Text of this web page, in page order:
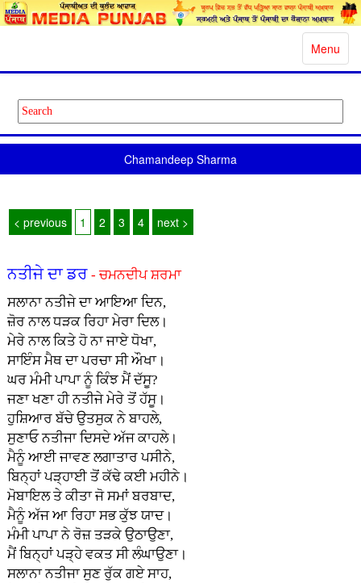
Toggle
Menu
Chamandeep Sharma
< previous 1 2 3 4 next >
ਨਤੀਜੇ ਦਾ ਡਰ - ਚਮਨਦੀਪ ਸ਼ਰਮਾ
ਸਲਾਨਾ ਨਤੀਜੇ ਦਾ ਆਇਆ ਦਿਨ,
ਜ਼ੋਰ ਨਾਲ ਧੜਕ ਰਿਹਾ ਮੇਰਾ ਦਿਲ।
ਮੇਰੇ ਨਾਲ ਕਿਤੇ ਹੋ ਨਾ ਜਾਏ ਧੋਖਾ,
ਸਾਇੰਸ ਮੈਥ ਦਾ ਪਰਚਾ ਸੀ ਔਖਾ।
ਘਰ ਮੰਮੀ ਪਾਪਾ ਨੂੰ ਕਿੰਝ ਮੈਂ ਦੱਸੂ?
ਜਣਾ ਖਣਾ ਹੀ ਨਤੀਜੇ ਮੇਰੇ ਤੋਂ ਹੱਸੂ।
ਹੁਸ਼ਿਆਰ ਬੱਚੇ ਉਤਸੁਕ ਨੇ ਬਾਹਲੇ,
ਸੁਣਾਓ ਨਤੀਜਾ ਦਿਸਦੇ ਅੱਜ ਕਾਹਲੇ।
ਮੈਨੂੰ ਆਈ ਜਾਵਣ ਲਗਾਤਾਰ ਪਸੀਨੇ,
ਬਿਨ੍ਹਾਂ ਪੜ੍ਹਾਈ ਤੋਂ ਕੱਢੇ ਕਈ ਮਹੀਨੇ।
ਮੋਬਾਇਲ ਤੇ ਕੀਤਾ ਜੋ ਸਮਾਂ ਬਰਬਾਦ,
ਮੈਨੂੰ ਅੱਜ ਆ ਰਿਹਾ ਸਭ ਕੁੱਝ ਯਾਦ।
ਮੰਮੀ ਪਾਪਾ ਨੇ ਰੋਜ਼ ਤੜਕੇ ਉਠਾਉਣਾ,
ਮੈਂ ਬਿਨ੍ਹਾਂ ਪੜ੍ਹੇ ਵਕਤ ਸੀ ਲੰਘਾਉਣਾ।
ਸਲਾਨਾ ਨਤੀਜਾ ਸੁਣ ਰੁੱਕ ਗਏ ਸਾਹ,